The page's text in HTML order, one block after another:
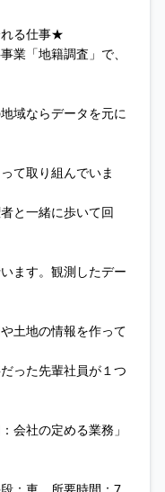
る仕事★
業「地籍調査」で、
域ならデータを元に
て取り組んでいま
と一緒に歩いて回
ます。観測したデー
土地の情報を作って
った先輩社員が１つ
会社の定める業務」